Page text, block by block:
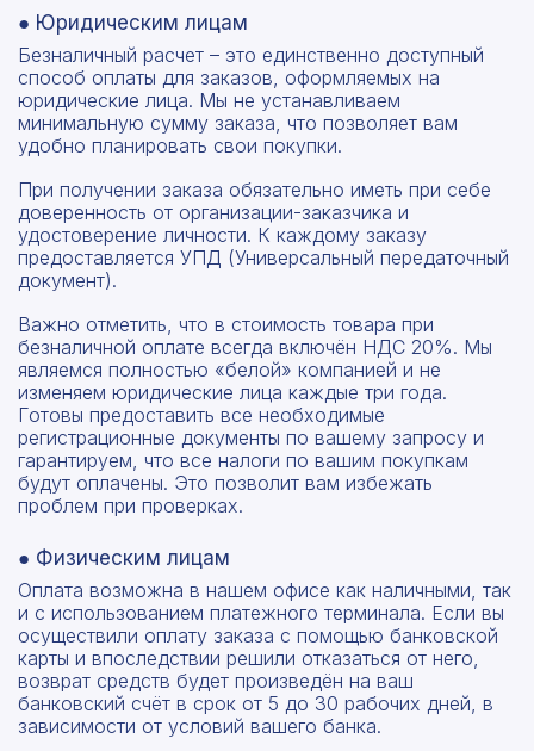
● Юридическим лицам
Безналичный расчет – это единственно доступный
способ оплаты для заказов, оформляемых на
юридические лица. Мы не устанавливаем
минимальную сумму заказа, что позволяет вам
удобно планировать свои покупки.
При получении заказа обязательно иметь при себе
доверенность от организации-заказчика и
удостоверение личности. К каждому заказу
предоставляется УПД (Универсальный передаточный
документ).
Важно отметить, что в стоимость товара при
безналичной оплате всегда включён НДС 20%. Мы
являемся полностью «белой» компанией и не
изменяем юридические лица каждые три года.
Готовы предоставить все необходимые
регистрационные документы по вашему запросу и
гарантируем, что все налоги по вашим покупкам
будут оплачены. Это позволит вам избежать
проблем при проверках.
● Физическим лицам
Оплата возможна в нашем офисе как наличными, так
и с использованием платежного терминала. Если вы
осуществили оплату заказа с помощью банковской
карты и впоследствии решили отказаться от него,
возврат средств будет произведён на ваш
банковский счёт в срок от 5 до 30 рабочих дней, в
зависимости от условий вашего банка.